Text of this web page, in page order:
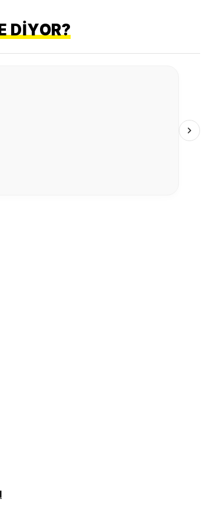
DIYOR?